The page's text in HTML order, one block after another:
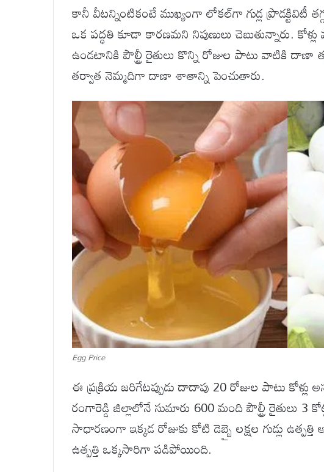
కానీ వీటన్నింటికంటే ముఖ్యంగా లోకల్‌గా గుడ్ల ప్రొడక్టివిటీ
ఒక పద్ధతి కూడా కారణమని నిపుణులు చెబుతున్నారు.
ఉండటానికి పౌల్ట్రీ రైతులు కొన్ని రోజుల పాటు వాటికి దాణా
తర్వాత నెమ్మదిగా దాణా శాతాన్ని పెంచుతారు.
Egg Price
ఈ ప్రక్రియ జరిగేటప్పుడు దాదాపు 20 రోజుల పాటు కోళ్లు
రంగారెడ్డి జిల్లాలోనే సుమారు 600 మంది పౌల్ట్రీ రైతులు 3
సాధారణంగా ఇక్కడ రోజుకు కోటి డెబ్బై లక్షల గుడ్లు
ఉత్పత్తి ఒక్కసారిగా పడిపోయింది.